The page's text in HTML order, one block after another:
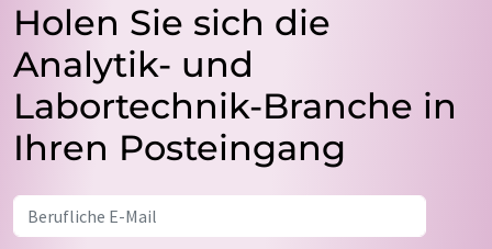
Holen Sie sich die
Analytik- und
Labortechnik-Branche in
Ihren Posteingang